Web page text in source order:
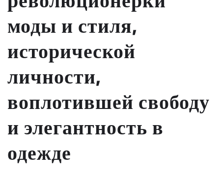
моды и стиля,
исторической
личности,
воплотившей свободу
и элегантность в
одежде